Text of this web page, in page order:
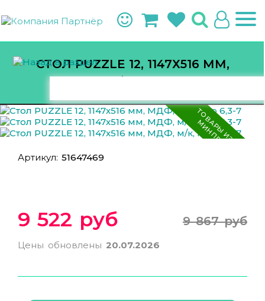
СТОЛ PUZZLE 12, 1147Х516 ММ,
Т
О
В
А
Р
Ы
И
З
Р
Е
Е
С
Т
Р
А
М
И
Н
П
Р
О
М
Т
О
Р
Г
А
Артикул: 51647469
9 522 руб 9 867 руб
Цены обновлены 20.07.2026